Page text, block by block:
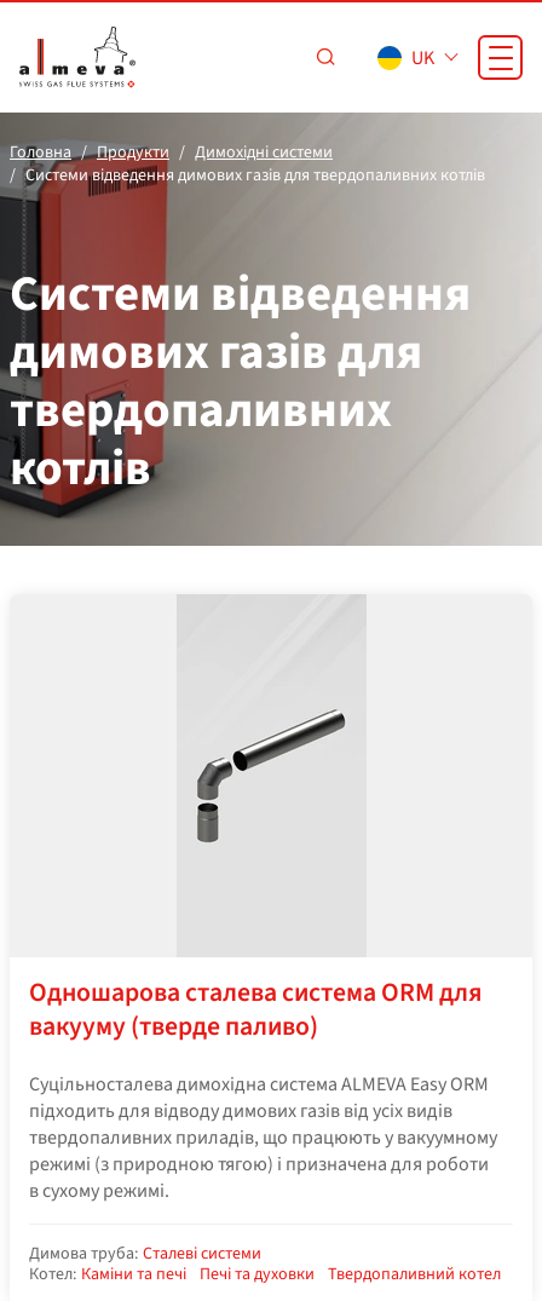
UK
Головна Продукти
Димохідні системи
Системи відведення димових газів для твердопаливних котлів
Системи відведення
димових газів для
твердопаливних
котлів
Одношарова сталева система ORM для
вакууму (тверде паливо)
Суцільносталева димохідна система ALMEVA Easy ORM
підходить для відводу димових газів від усіх видів
твердопаливних приладів, що працюють у вакуумному
режимі (з природною тягою) і призначена для роботи
в сухому режимі.
Димова труба: Сталеві системи
Котел: Каміни та печі Печі та духовки Твердопаливний котел